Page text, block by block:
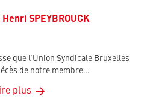
SPEYBROUCK
que l’Union Syndicale Bruxelles
de notre membre…
plus